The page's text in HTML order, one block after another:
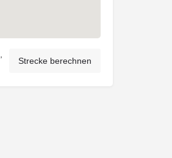
Strecke berechnen